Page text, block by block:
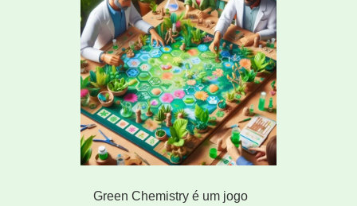
Green Chemistry é um jogo